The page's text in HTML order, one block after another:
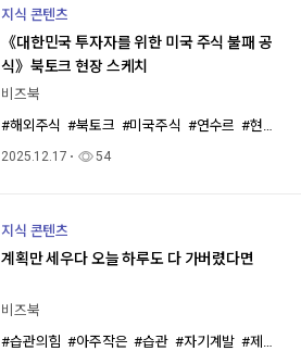
지식 콘텐츠
《대한민국 투자자를 위한 미국 주식 불패 공
식》북토크 현장 스케치
비즈북
#해외주식 #북토크 #미국주식 #연수르 #현장스케치
2025.12.17 54
지식 콘텐츠
계획만 세우다 오늘 하루도 다 가버렸다면
비즈북
#습관의힘 #아주작은 #습관 #자기계발 #제임스클리어